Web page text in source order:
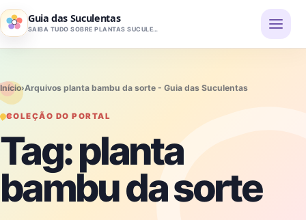
Pular para o conteúdo
Guia das Suculentas
SAIBA TUDO SOBRE PLANTAS SUCULENTAS
Início›Arquivos planta bambu da sorte - Guia das Suculentas
COLEÇÃO DO PORTAL
Tag:planta
bambu da sorte